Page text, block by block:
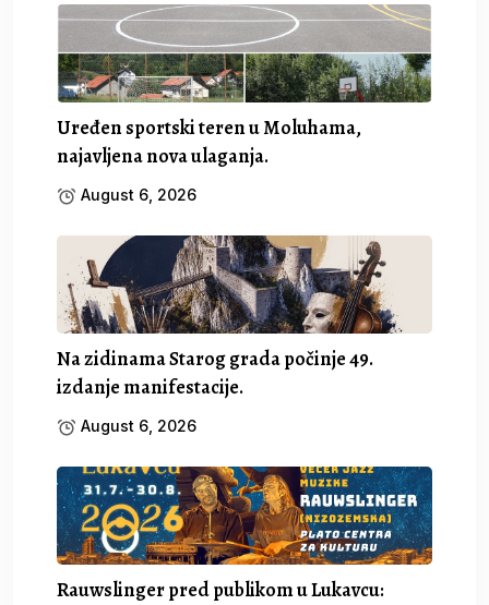
Uređen sportski teren u Moluhama,
najavljena nova ulaganja.
August 6, 2026
Na zidinama Starog grada počinje 49.
izdanje manifestacije.
August 6, 2026
Rauwslinger pred publikom u Lukavcu: